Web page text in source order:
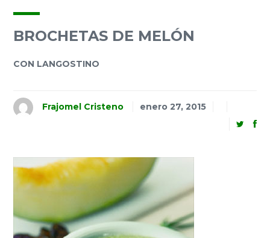
BROCHETAS DE MELÓN
CON LANGOSTINO
Frajomel Cristeno enero 27, 2015